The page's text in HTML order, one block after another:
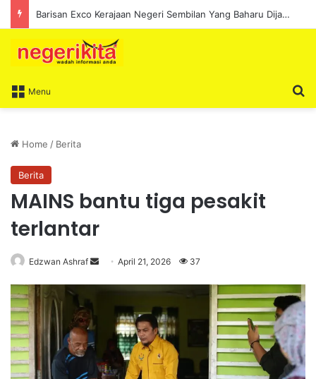
Barisan Exco Kerajaan Negeri Sembilan Yang Baharu Dijangka Angkat Sumpah Di Istana Seri Menanti Esok
Menu
Home / Berita
Berita
MAINS bantu tiga pesakit
terlantar
Edzwan Ashraf
e
April 21, 2026 37